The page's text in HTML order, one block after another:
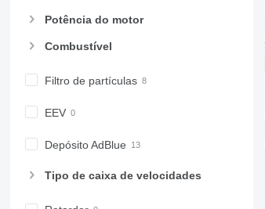
Potência do motor
Combustível
Filtro de partículas
EEV
Depósito AdBlue
Tipo de caixa de velocidades